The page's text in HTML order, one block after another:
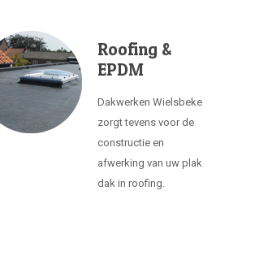
Roofing &
EPDM
Dakwerken Wielsbeke
zorgt tevens voor de
constructie en
afwerking van uw plak
dak in roofing.